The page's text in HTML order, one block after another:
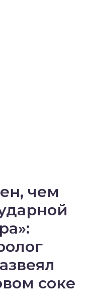
чем
соке